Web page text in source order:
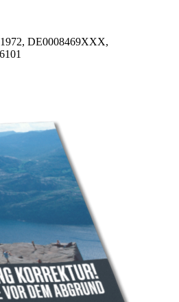
DE0008469XXX,